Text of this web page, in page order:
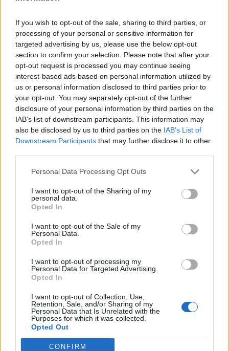
If you wish to opt-out of the sale, sharing to third parties, or
processing of your personal or sensitive information for
targeted advertising by us, please use the below opt-out
section to confirm your selection. Please note that after your
opt-out request is processed you may continue seeing
interest-based ads based on personal information utilized by
us or personal information disclosed to third parties prior to
your opt-out. You may separately opt-out of the further
disclosure of your personal information by third parties on the
IAB’s list of downstream participants. This information may
also be disclosed by us to third parties on the IAB’s List of
Downstream Participants that may further disclose it to other
Personal Data Processing Opt Outs
I want to opt-out of the Sharing of my
personal data.
Opted In
I want to opt-out of the Sale of my
Personal Data.
Opted In
I want to opt-out of processing my
Personal Data for Targeted Advertising.
Opted In
I want to opt-out of Collection, Use,
Retention, Sale, and/or Sharing of my
Personal Data that Is Unrelated with the
Purposes for which it was collected.
Opted Out
CONFIRM
Save my name, email, and website in this browser for the
next time I comment.
Notify me of follow-up comments by email.
Notify me of new posts by email.
- Advertisement -
46,301 Rajongók TETSZIK